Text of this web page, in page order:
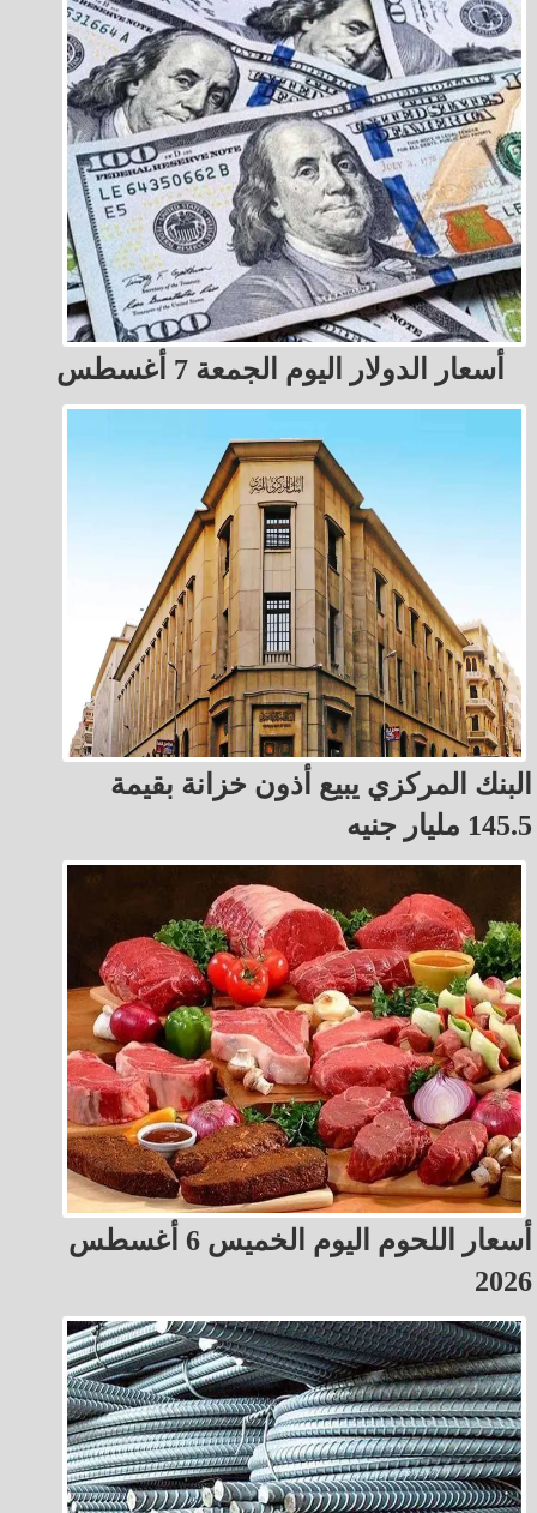
أسعار الدولار اليوم الجمعة 7 أغسطس
البنك المركزي يبيع أذون خزانة بقيمة
145.5 مليار جنيه
أسعار اللحوم اليوم الخميس 6 أغسطس
2026